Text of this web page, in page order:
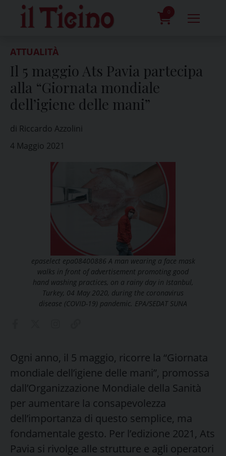
content
0
ATTUALITÀ
Il 5 maggio Ats Pavia partecipa
alla “Giornata mondiale
dell’igiene delle mani”
di Riccardo Azzolini
4 Maggio 2021
epaselect epa08400886 A man wearing a face mask
walks in front of advertisement promoting good
hand washing practices, on a rainy day in Istanbul,
Turkey, 04 May 2020, during the coronavirus
disease (COVID-19) pandemic. EPA/SEDAT SUNA
Ogni anno, il 5 maggio, ricorre la “Giornata
mondiale dell’igiene delle mani”, promossa
dall’Organizzazione Mondiale della Sanità
per aumentare la consapevolezza
dell’importanza di questo semplice, ma
fondamentale gesto. Per l’edizione 2021, Ats
Pavia si rivolge alle strutture e agli operatori